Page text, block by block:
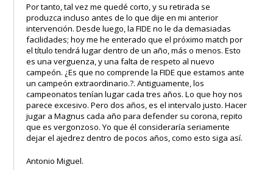
Por tanto, tal vez me quedé corto, y su retirada se
produzca incluso antes de lo que dije en mi anterior
intervención. Desde luego, la FIDE no le da demasiadas
facilidades; hoy me he enterado que el próximo match por
el título tendrá lugar dentro de un año, más o menos. Esto
es una verguenza, y una falta de respeto al nuevo
campeón. ¿Es que no comprende la FIDE que estamos ante
un campeón extraordinario.?. Antiguamente, los
campeonatos tenían lugar cada tres años. Lo que hoy nos
parece excesivo. Pero dos años, es el intervalo justo. Hacer
jugar a Magnus cada año para defender su corona, repito
que es vergonzoso. Yo que él consideraría seriamente
dejar el ajedrez dentro de pocos años, como esto siga así.
Antonio Miguel.